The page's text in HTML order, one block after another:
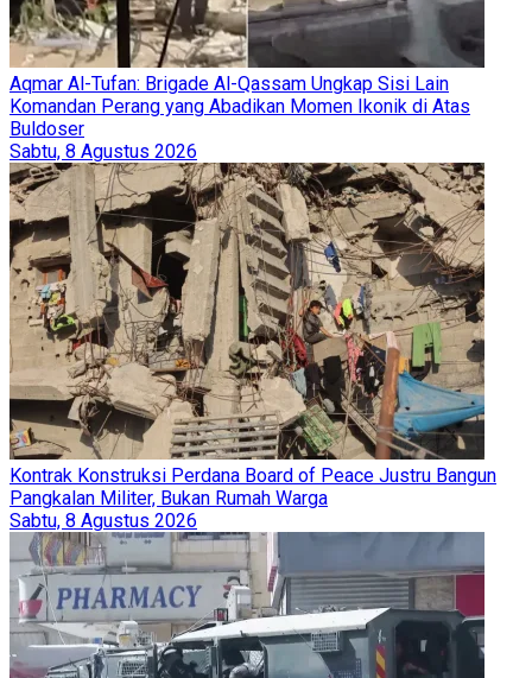
Aqmar Al-Tufan: Brigade Al-Qassam Ungkap Sisi Lain
Komandan Perang yang Abadikan Momen Ikonik di Atas
Buldoser
Sabtu, 8 Agustus 2026
Kontrak Konstruksi Perdana Board of Peace Justru Bangun
Pangkalan Militer, Bukan Rumah Warga
Sabtu, 8 Agustus 2026